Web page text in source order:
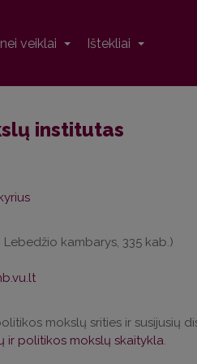
veiklai Ištekliai
institutas
kambarys, 335 kab.)
mokslų srities ir susijusių
ir politikos mokslų skaitykla.